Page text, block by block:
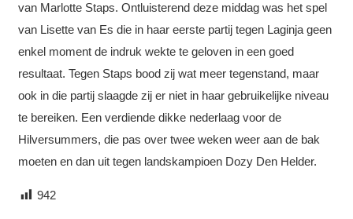
van Marlotte Staps. Ontluisterend deze middag was het spel
van Lisette van Es die in haar eerste partij tegen Laginja geen
enkel moment de indruk wekte te geloven in een goed
resultaat. Tegen Staps bood zij wat meer tegenstand, maar
ook in die partij slaagde zij er niet in haar gebruikelijke niveau
te bereiken. Een verdiende dikke nederlaag voor de
Hilversummers, die pas over twee weken weer aan de bak
moeten en dan uit tegen landskampioen Dozy Den Helder.
942